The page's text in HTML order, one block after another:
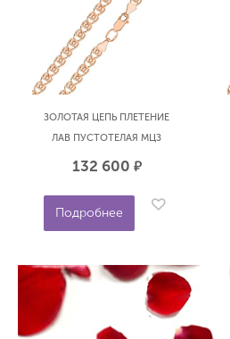
ЗОЛОТАЯ ЦЕПЬ ПЛЕТЕНИЕ
ЛАВ ПУСТОТЕЛАЯ МЦЗ
8080270П-50
132 600 р.
Подробнее